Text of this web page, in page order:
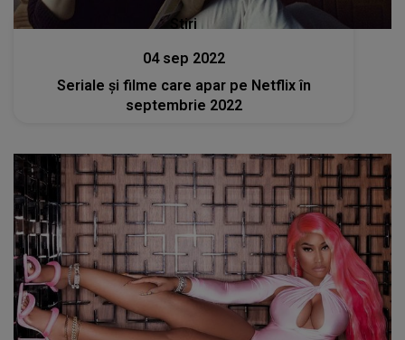
Stiri
04 sep 2022
Seriale şi filme care apar pe Netflix în
septembrie 2022